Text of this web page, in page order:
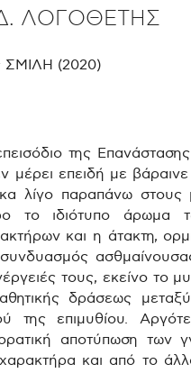
ΛΟΓΟΘΕΤΗΣ
ΣΜΙΛΗ (2020)
της
μέρει επειδή με βάραινε
λίγο παραπάνω στους
το ιδιότυπο άρωμα
και η άτακτη,
ασθμαίνουσας
τους, εκείνο το
δράσεως
της επιμυθίου.
αποτύπωση των
και από το